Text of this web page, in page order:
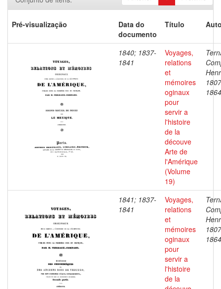
Pré-visualização
Data do
documento
Título
1840; 1837-
1841
Voyages,
relations
et
mémoires
oginaux
pour
servir a
l'histoire
de la
découve
Arte de
l'Amérique
(Volume
19)
1864
1841; 1837-
1841
Voyages,
relations
et
mémoires
oginaux
pour
servir a
l'histoire
de la
1864